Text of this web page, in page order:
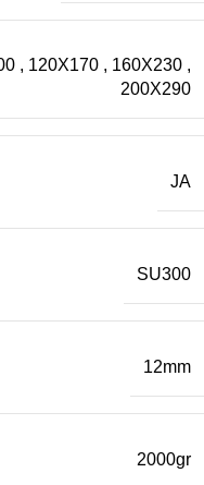
, 120X170 , 160X230 ,
200X290
JA
SU300
12mm
2000gr